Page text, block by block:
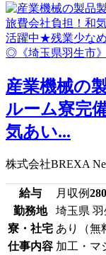
産業機械の
ルーム寮完
気あい...
株式会社BREXA
給与 月収例
勤務地
埼玉県
寮・社宅 あり（無
仕事内容 加工・マ